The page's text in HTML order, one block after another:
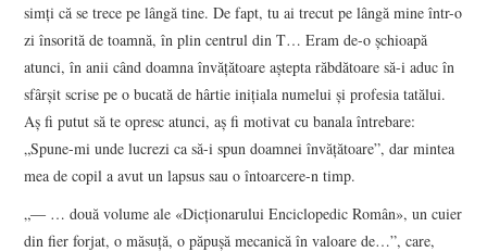
simți că se trece pe lângă tine. De fapt, tu ai trecut pe lângă mine într-o
zi însorită de toamnă, în plin centrul din T… Eram de-o șchioapă
atunci, în anii când doamna învățătoare aștepta răbdătoare să-i aduc în
sfârșit scrise pe o bucată de hârtie inițiala numelui și profesia tatălui.
Aș fi putut să te opresc atunci, aș fi motivat cu banala întrebare:
„Spune-mi unde lucrezi ca să-i spun doamnei învățătoare”, dar mintea
mea de copil a avut un lapsus sau o întoarcere-n timp.
„― … două volume ale «Dicționarului Enciclopedic Român», un cuier
din fier forjat, o măsuță, o păpușă mecanică în valoare de…”, care,